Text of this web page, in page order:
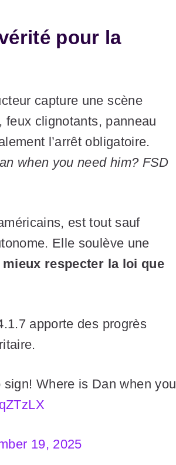
pour la
capture une scène
, feux clignotants, panneau
l’arrêt obligatoire.
when you need him? FSD
est tout sauf
Elle soulève une
respecter la loi que
apporte des progrès
Where is Dan when you
19, 2025